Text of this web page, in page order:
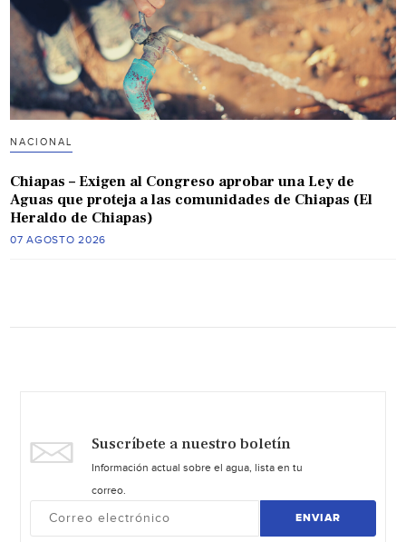
NACIONAL
Chiapas – Exigen al Congreso aprobar una Ley de
Aguas que proteja a las comunidades de Chiapas (El
Heraldo de Chiapas)
07 AGOSTO 2026
Suscríbete a nuestro boletín
Información actual sobre el agua, lista en tu
correo.
ENVIAR